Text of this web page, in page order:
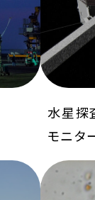
水星探
モニタ